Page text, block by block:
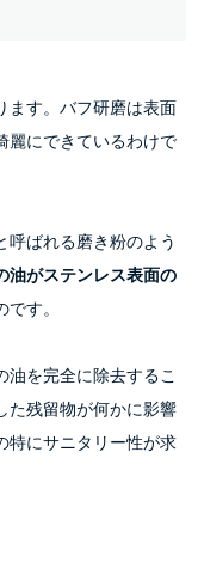
ます。バフ研磨は表面
麗にできているわけで
呼ばれる磨き粉のよう
油がステンレス表面の
です。
油を完全に除去するこ
た残留物が何かに影響
特にサニタリー性が求